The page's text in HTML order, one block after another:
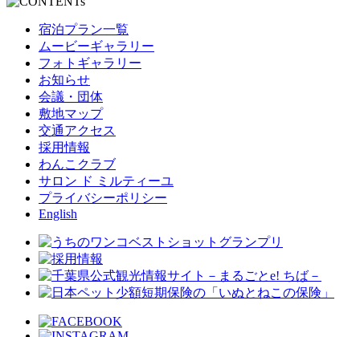
宿泊プラン一覧
ムービーギャラリー
フォトギャラリー
お知らせ
会議・団体
敷地マップ
交通アクセス
採用情報
わんこクラブ
サロン ド ミルティーユ
プライバシーポリシー
English